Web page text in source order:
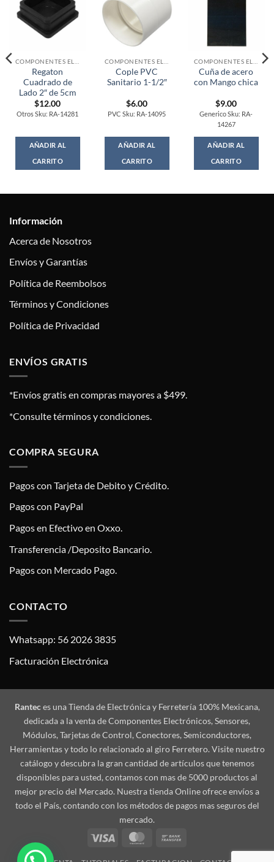
Regaton
Cuadrado de
Lado 2″ de 5cm
$12.00
Otros Sku: RA-14281
AÑADIR AL
CARRITO
Cople PVC
Sanitario 1-1/2″
$6.00
PVC Sku: RA-14095
AÑADIR AL
CARRITO
Cuña de acero
con Mango chica
$9.00
Generico Sku: RA-
14267
AÑADIR AL
CARRITO
Información
Acerca de Nosotros
Envíos y Garantías
Política de Reembolsos
Términos y Condiciones
Política de Privacidad
ENVÍOS GRATIS
*Envíos gratis en compras mayores a $499.
*Consulte términos y condiciones.
COMPRA SEGURA
Pagos con Tarjeta de Debito y Crédito.
Pagos con PayPal
Pagos en Efectivo en Oxxo.
Transferencia /Deposito Bancario.
Pagos con Mercado Pago.
CONTACTO
Whatsapp: 56 2026 3835
Facturación Electrónica
Ranteces una Tienda de Electrónica y Ferretería 100% Mexicana,
dedicada a la venta de Componentes Electrónicos, Sensores,
Módulos, Tarjetas de Control, Conectores, Semiconductores,
Herramientas y todo lo relacionado al giro Ferretero. Visite nuestro
catálogo y descubra la gran cantidad de artículos que tenemos
disponibles para usted, contamos con mas de 5000 productos al
mejor precio del Mercado. Nuestra tienda Online ofrece envíos a
todo el País, contando con los métodos de pagos mas seguros del
mercado.
Visa
MasterCard